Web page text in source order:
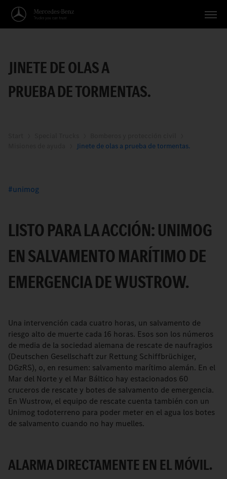
Aplicaciones
Temas
JINETE DE OLAS A
PRUEBA DE TORMENTAS.
Jinete de olas a prueba de tormentas.
unimog
LISTO PARA LA ACCIÓN: UNIMOG
EN SALVAMENTO MARÍTIMO DE
EMERGENCIA DE WUSTROW.
Una intervención cada cuatro horas, un salvamento de
riesgo alto de muerte cada 16 horas. Esos son los números
de media de la sociedad alemana de rescate de naufragios
(Deutschen Gesellschaft zur Rettung Schiffbrüchiger,
DGzRS), o, en resumen: salvamento marítimo alemán. En el
Mar del Norte y el Mar Báltico hay estacionados 60
cruceros de rescate y botes de salvamento de emergencia.
En Wustrow, el equipo de rescate cuenta también con un
Unimog todoterreno para poder meter en el agua los botes
de salvamento cuando no hay muelles.
ALARMA DIRECTAMENTE EN EL MÓVIL.